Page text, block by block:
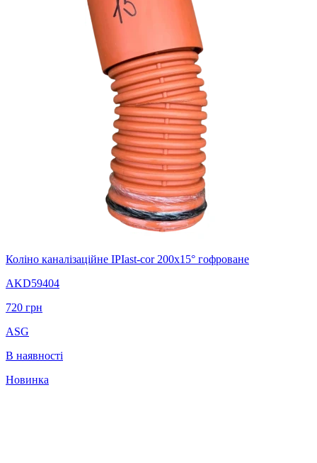
Коліно каналізаційне IPIast-cor 200х15° гофроване
AKD59404
720 грн
ASG
В наявності
Новинка